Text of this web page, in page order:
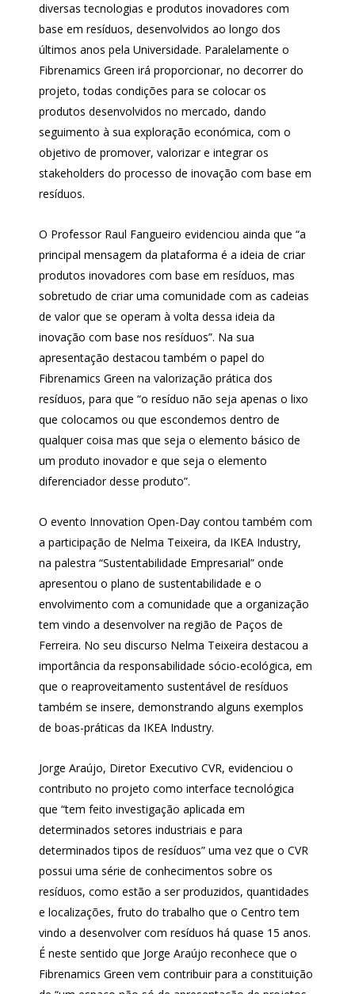
diversas tecnologias e produtos inovadores com
base em resíduos, desenvolvidos ao longo dos
últimos anos pela Universidade. Paralelamente o
Fibrenamics Green irá proporcionar, no decorrer do
projeto, todas condições para se colocar os
produtos desenvolvidos no mercado, dando
seguimento à sua exploração económica, com o
objetivo de promover, valorizar e integrar os
stakeholders do processo de inovação com base em
resíduos.
O Professor Raul Fangueiro evidenciou ainda que “a
principal mensagem da plataforma é a ideia de criar
produtos inovadores com base em resíduos, mas
sobretudo de criar uma comunidade com as cadeias
de valor que se operam à volta dessa ideia da
inovação com base nos resíduos”. Na sua
apresentação destacou também o papel do
Fibrenamics Green na valorização prática dos
resíduos, para que “o resíduo não seja apenas o lixo
que colocamos ou que escondemos dentro de
qualquer coisa mas que seja o elemento básico de
um produto inovador e que seja o elemento
diferenciador desse produto”.
O evento Innovation Open-Day contou também com
a participação de Nelma Teixeira, da IKEA Industry,
na palestra “Sustentabilidade Empresarial” onde
apresentou o plano de sustentabilidade e o
envolvimento com a comunidade que a organização
tem vindo a desenvolver na região de Paços de
Ferreira. No seu discurso Nelma Teixeira destacou a
importância da responsabilidade sócio-ecológica, em
que o reaproveitamento sustentável de resíduos
também se insere, demonstrando alguns exemplos
de boas-práticas da IKEA Industry.
Jorge Araújo, Diretor Executivo CVR, evidenciou o
contributo no projeto como interface tecnológica
que “tem feito investigação aplicada em
determinados setores industriais e para
determinados tipos de resíduos” uma vez que o CVR
possui uma série de conhecimentos sobre os
resíduos, como estão a ser produzidos, quantidades
e localizações, fruto do trabalho que o Centro tem
vindo a desenvolver com resíduos há quase 15 anos.
É neste sentido que Jorge Araújo reconhece que o
Fibrenamics Green vem contribuir para a constituição